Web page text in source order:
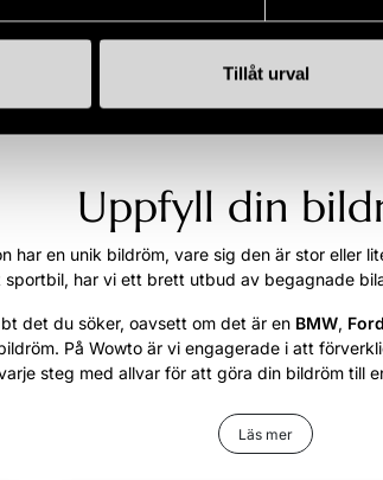
Tillåt urval
Uppfyll din
har en unik bildröm, vare sig den är stor eller
sportbil, har vi ett brett utbud av begagnade
det du söker, oavsett om det är en BMW, Ford
På Wowto är vi engagerade i att
steg med allvar för att göra din bildröm till
Läs mer